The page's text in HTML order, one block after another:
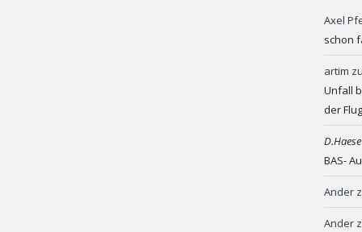
Axel
schon
artim
Unfall
der
BAS-
Ander
Ander